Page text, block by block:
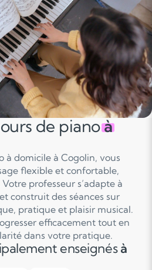
de pianoà
à domicile à Cogolin, vous
flexible et confortable,
professeur s’adapte à
construit des séances sur
pratique et plaisir musical.
efficacement tout en
dans votre pratique.
enseignésà